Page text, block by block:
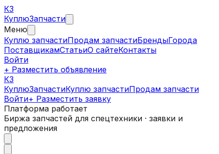
КЗ
КуплюЗапчасти
Меню
Куплю запчастиПродам запчастиБрендыГорода
ПоставщикамСтатьиО сайтеКонтакты
Войти
+ Разместить объявление
КЗ
КуплюЗапчастиКуплю запчастиПродам запчасти
Войти+ Разместить заявку
Платформа работает
Биржа запчастей для спецтехники · заявки и
предложения